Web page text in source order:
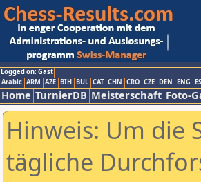
Logged on: Gast
Arabic ARM AZE BIH BUL CAT CHN CRO CZE DEN ENG
Home TurnierDB Meisterschaft Foto-
Hinweis: Um die
tägliche